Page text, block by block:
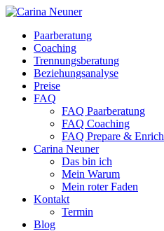
Paarberatung
Coaching
Trennungsberatung
Beziehungsanalyse
Preise
FAQ
FAQ Paarberatung
FAQ Coaching
FAQ Prepare & Enrich
Carina Neuner
Das bin ich
Mein Warum
Mein roter Faden
Kontakt
Termin
Blog